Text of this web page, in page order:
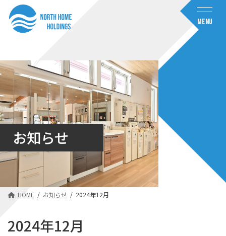
ス
キ
プ
ン
に
動
MENU
お知らせ
HOME お知らせ 2024年12月
2024年12月